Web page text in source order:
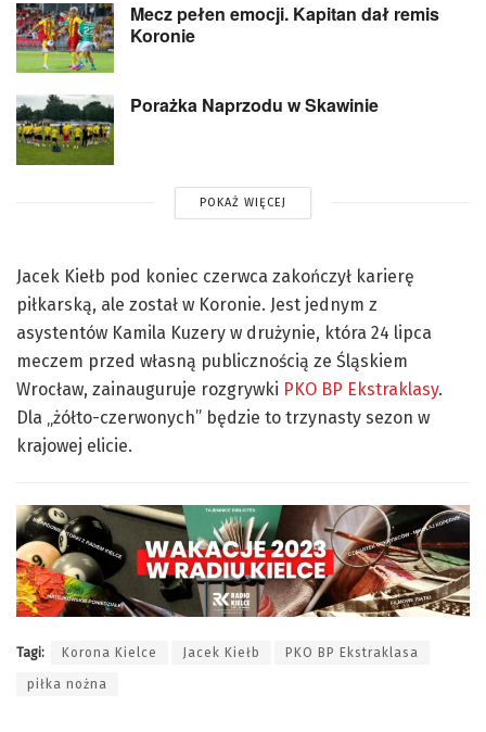
Mecz pełen emocji. Kapitan dał remis
Koronie
Porażka Naprzodu w Skawinie
POKAŻ WIĘCEJ
Jacek Kiełb pod koniec czerwca zakończył karierę
piłkarską, ale został w Koronie. Jest jednym z
asystentów Kamila Kuzery w drużynie, która 24 lipca
meczem przed własną publicznością ze Śląskiem
Wrocław, zainauguruje rozgrywki PKO BP Ekstraklasy.
Dla „żółto-czerwonych” będzie to trzynasty sezon w
krajowej elicie.
Tagi: Korona Kielce Jacek Kiełb PKO BP Ekstraklasa
piłka nożna